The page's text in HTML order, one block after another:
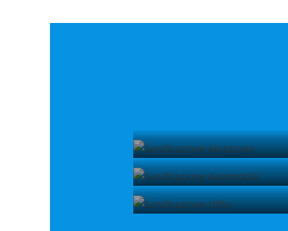
Sanificazione Abitazioni
Sanificazione Automobili
Sanificazione Uffici